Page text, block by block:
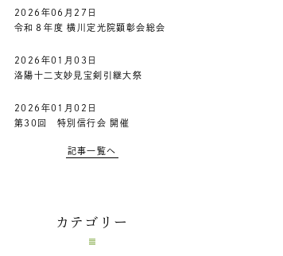
2026年06月27日
令和８年度 横川定光院顕彰会総会
2026年01月03日
洛陽十二支妙見宝剣引継大祭
2026年01月02日
第30回 特別信行会 開催
記事一覧へ
カテゴリー